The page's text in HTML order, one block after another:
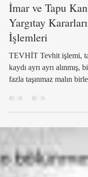
İmar ve Tapu
Yargıtay
İşlemleri
TEVHİT Tevhit işlemi,
kaydı ayrı ayrı
fazla taşınmaz malın